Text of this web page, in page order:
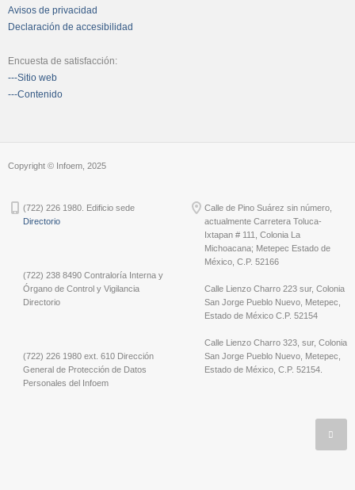
Avisos de privacidad
Declaración de accesibilidad
Encuesta de satisfacción:
---Sitio web
---Contenido
Copyright © Infoem, 2025
(722) 226 1980. Edificio sede
Directorio
(722) 238 8490 Contraloría Interna y
Órgano de Control y Vigilancia
Directorio
(722) 226 1980 ext. 610 Dirección
General de Protección de Datos
Personales del Infoem
Calle de Pino Suárez sin número,
actualmente Carretera Toluca-
Ixtapan # 111, Colonia La
Michoacana; Metepec Estado de
México, C.P. 52166
Calle Lienzo Charro 223 sur, Colonia
San Jorge Pueblo Nuevo, Metepec,
Estado de México C.P. 52154
Calle Lienzo Charro 323, sur, Colonia
San Jorge Pueblo Nuevo, Metepec,
Estado de México, C.P. 52154.